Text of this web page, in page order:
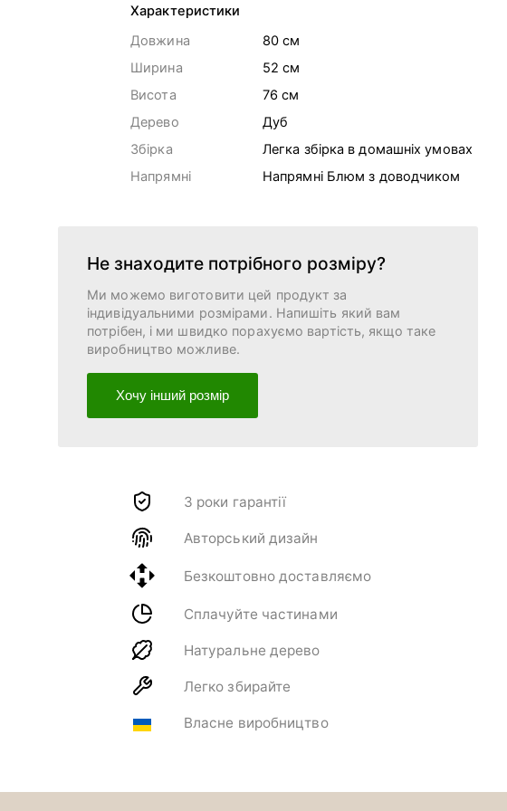
Характеристики
Довжина
80 cм
Ширина
52 cм
Висота
76 cм
Дерево
Дуб
Збірка
Легка збірка в домашніх умовах
Напрямні
Напрямні Блюм з доводчиком
Не знаходите потрібного розміру?
Ми можемо виготовити цей продукт за
індивідуальними розмірами. Напишіть який вам
потрібен, і ми швидко порахуємо вартість, якщо таке
виробництво можливе.
Хочу інший розмір
3 роки гарантії
Авторський дизайн
Безкоштовно доставляємо
Сплачуйте частинами
Натуральне дерево
Легко збирайте
Власне виробництво